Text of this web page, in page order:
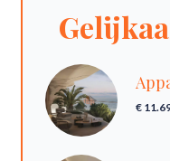
€